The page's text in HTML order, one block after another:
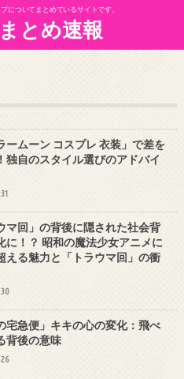
についてまとめているサイトです。
とめ速報
ームーン コスプレ 衣装」で差を
独自のスタイル選びのアドバイ
マ回」の背後に隠された社会背
に！？ 昭和の魔法少女アニメに
える魅力と「トラウマ回」の衝
宅急便」キキの心の変化：飛べ
背後の意味